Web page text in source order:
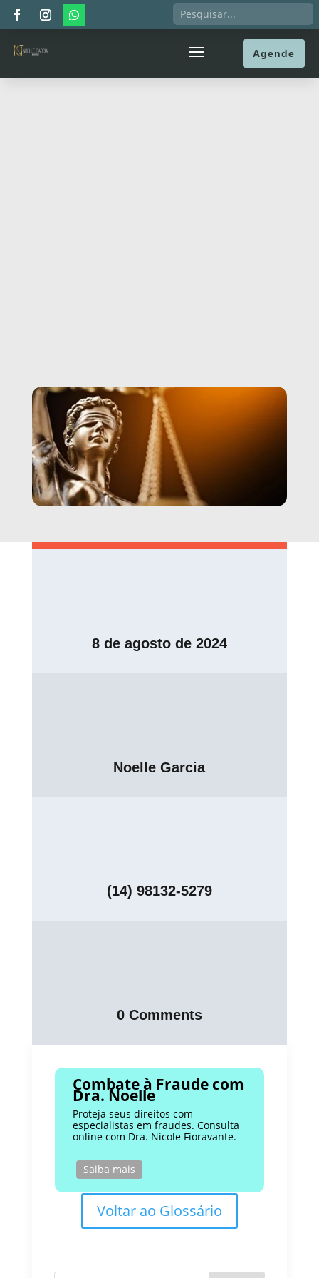
Agende
8 de agosto de 2024
Noelle Garcia
(14) 98132-5279
0 Comments
Combate à Fraude com
Dra. Noelle
Proteja seus direitos com
especialistas em fraudes. Consulta
online com Dra. Nicole Fioravante.
Saiba mais
Voltar ao Glossário